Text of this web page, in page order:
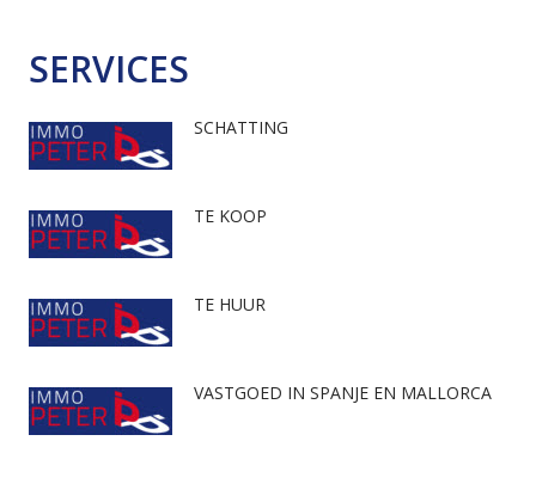
SERVICES
SCHATTING
TE KOOP
TE HUUR
VASTGOED IN SPANJE EN MALLORCA